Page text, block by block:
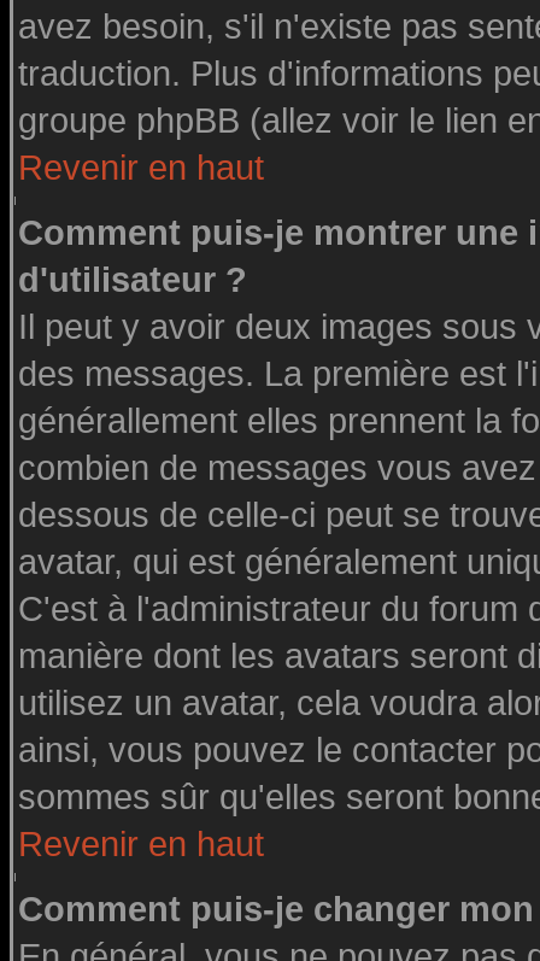
avez besoin, s'il n'existe pas
traduction. Plus d'informations
groupe phpBB (allez voir le lien
Revenir en haut
Comment puis-je montrer une
d'utilisateur ?
Il peut y avoir deux images sous
des messages. La première est
générallement elles prennent la
combien de messages vous
dessous de celle-ci peut se
avatar, qui est généralement
C'est à l'administrateur du forum
manière dont les avatars seront
utilisez un avatar, cela voudra
ainsi, vous pouvez le contacter
sommes sûr qu'elles seront
Revenir en haut
Comment puis-je changer